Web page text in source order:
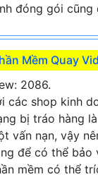
đóng gói cũng
Mềm Quay
2086.
các shop kinh
bị tráo hàng
vấn nạn, vậy
để có thể bảo
mềm có thể